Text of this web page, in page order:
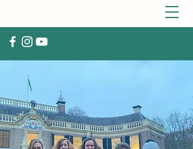
VOCAL GROUP AURORA